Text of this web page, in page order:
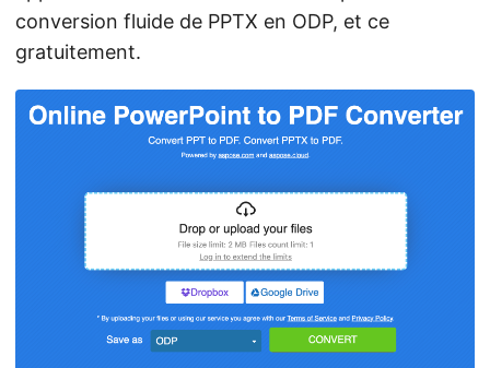
conversion fluide de PPTX en ODP, et ce
gratuitement.